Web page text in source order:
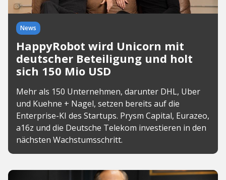
News
HappyRobot wird Unicorn mit
deutscher Beteiligung und holt
sich 150 Mio USD
Mehr als 150 Unternehmen, darunter DHL, Uber
und Kuehne + Nagel, setzen bereits auf die
Enterprise-KI des Startups. Prysm Capital, Eurazeo,
a16z und die Deutsche Telekom investieren in den
nächsten Wachstumsschritt.